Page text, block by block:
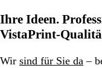
Ihre Ideen.
VistaPrint-
Wir sind für Sie da –